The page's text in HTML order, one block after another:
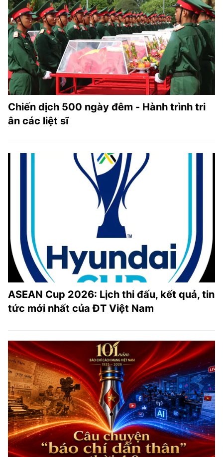
Chiến dịch 500 ngày đêm - Hành trình tri
ân các liệt sĩ
ASEAN Cup 2026: Lịch thi đấu, kết quả, tin
tức mới nhất của ĐT Việt Nam